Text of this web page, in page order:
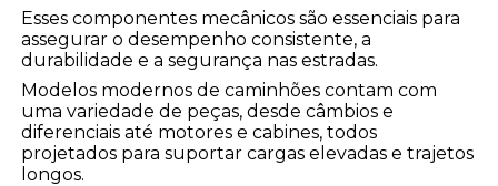
Esses componentes mecânicos são essenciais para
assegurar o desempenho consistente, a
durabilidade e a segurança nas estradas.
Modelos modernos de caminhões contam com
uma variedade de peças, desde câmbios e
diferenciais até motores e cabines, todos
projetados para suportar cargas elevadas e trajetos
longos.